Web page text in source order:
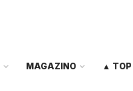
MAGAZINO ▲